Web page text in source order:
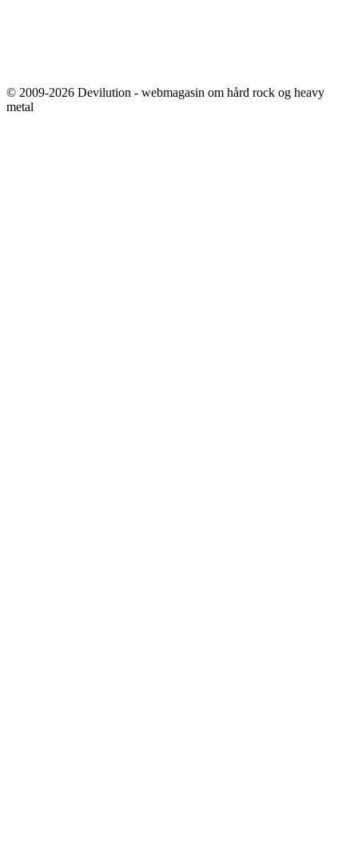
© 2009-2026 Devilution - webmagasin om hård rock og heavy
metal